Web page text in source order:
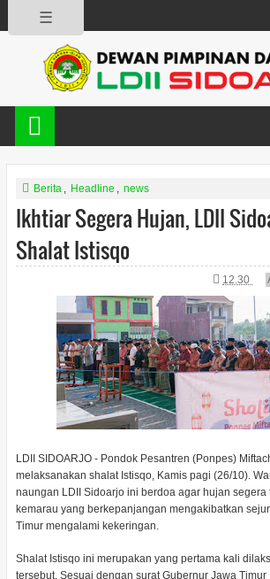
☰
Berita , Headline , news
Ikhtiar Segera Hujan, LDII
Shalat Istisqo
12.30
LDII SIDOARJO - Pondok Pesantren (Ponpes)
melaksanakan shalat Istisqo, Kamis pagi (26/10).
naungan LDII Sidoarjo ini berdoa agar hujan segera
kemarau yang berkepanjangan mengakibatkan
Timur mengalami kekeringan.
Shalat Istisqo ini merupakan yang pertama kali
tersebut. Sesuai dengan surat Gubernur Jawa Timur